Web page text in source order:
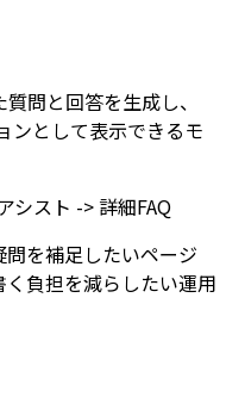
問と回答を生成し、
ンとして表示できるモ
シスト -> 詳細FAQ
を補足したいページ
負担を減らしたい運用